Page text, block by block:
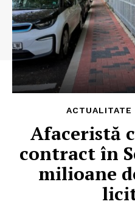
ACTUALITATE
Afaceristă
contract în
milioane